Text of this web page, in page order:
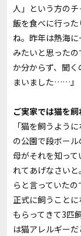
人」という方の
飯を食べに行っ
ね。昨年は熱海
みたいと思った
か分からず、聞
まいました……』
――ご実家では猫を
「猫を飼うよう
の公園で段ボール
母がそれを知っ
れてあげなさい
らと言っていたの
正式に飼うこと
もらってきて3匹
は猫アレルギー